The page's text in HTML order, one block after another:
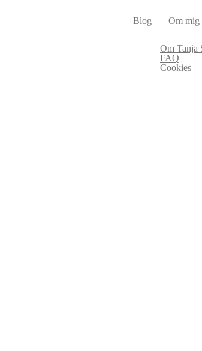
Blog Om mig
Om Tanja
FAQ
Cookies